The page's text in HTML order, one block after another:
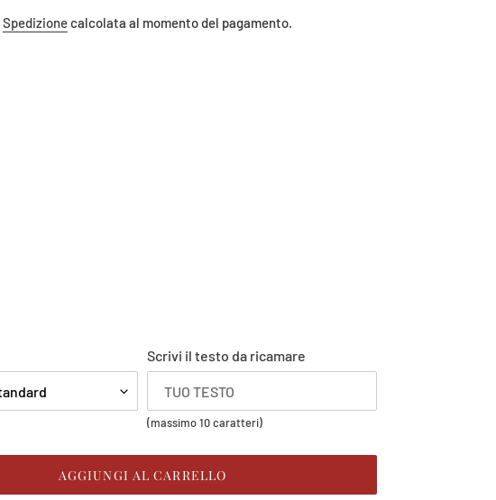
Spedizionecalcolata al momento del pagamento.
Scrivi il testo da ricamare
(massimo 10 caratteri)
AGGIUNGI AL CARRELLO